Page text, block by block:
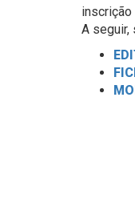
A seguir,